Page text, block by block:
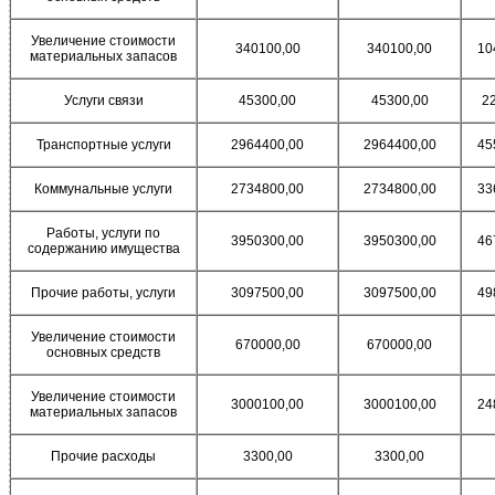
Увеличение стоимости
материальных запасов
340100,00 340100,00
Услуги связи 45300,00 45300,00
Транспортные услуги 2964400,00 2964400,00
Коммунальные услуги 2734800,00 2734800,00
Работы, услуги по
содержанию имущества
3950300,00 3950300,00
Прочие работы, услуги 3097500,00 3097500,00
Увеличение стоимости
основных средств
670000,00 670000,00
Увеличение стоимости
материальных запасов
3000100,00 3000100,00
Прочие расходы 3300,00 3300,00